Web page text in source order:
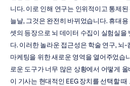
니다. 이로 인해 연구는 인위적이고 통제
늘날, 그것은 완전히 바뀌었습니다. 휴대
셋의 등장으로 뇌 데이터 수집이 실험실을
다. 이러한 놀라운 접근성은 학술 연구, 뇌
마케팅을 위한 새로운 영역을 열어주었습
로운 도구가 너무 많은 상황에서 어떻게
이 기사는 현대적인 EEG 장치를 선택할